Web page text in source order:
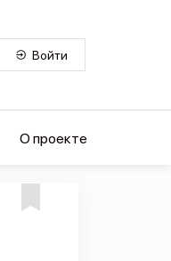
Войти
О проекте